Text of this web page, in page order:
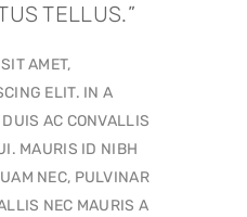
TELLUS.
AMET,
ELIT. IN A
AC CONVALLIS
MAURIS ID NIBH
NEC, PULVINAR
NEC MAURIS A